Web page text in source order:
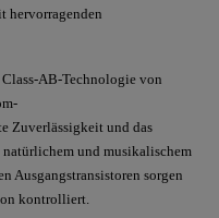
hervorragenden
AB-Technologie von
Zuverlässigkeit und das
natürlichem und musikalischem
Ausgangstransistoren sorgen
kontrolliert.